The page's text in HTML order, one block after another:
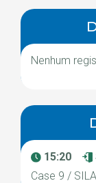
Nenhum
15:20
Case 9 /